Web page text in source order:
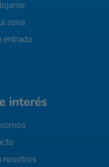
zona
entrada
interés
nosotros